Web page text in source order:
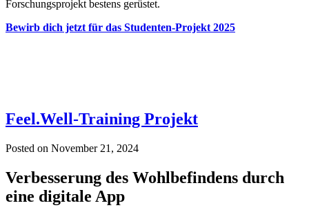
Forschungsprojekt bestens gerüstet.
Bewirb dich jetzt für das Studenten-Projekt 2025
Feel.Well-Training Projekt
Posted on November 21, 2024
Verbesserung des Wohlbefindens durch
eine digitale App